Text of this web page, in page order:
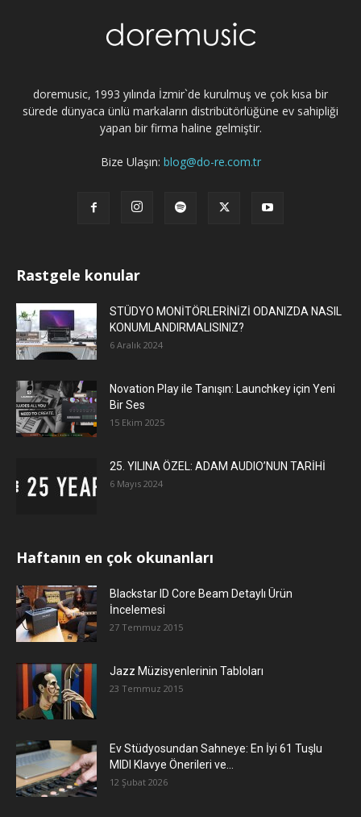
doremusic, 1993 yılında İzmir`de kurulmuş ve çok kısa bir
sürede dünyaca ünlü markaların distribütörlüğüne ev sahipliği
yapan bir firma haline gelmiştir.
Bize Ulaşın: blog@do-re.com.tr
Rastgele konular
STÜDYO MONİTÖRLERİNİZİ ODANIZDA NASIL
KONUMLANDIRMALISINIZ?
6 Aralık 2024
Novation Play ile Tanışın: Launchkey için Yeni
Bir Ses
15 Ekim 2025
25. YILINA ÖZEL: ADAM AUDIO’NUN TARİHİ
6 Mayıs 2024
Haftanın en çok okunanları
Blackstar ID Core Beam Detaylı Ürün
İncelemesi
27 Temmuz 2015
Jazz Müzisyenlerinin Tabloları
23 Temmuz 2015
Ev Stüdyosundan Sahneye: En İyi 61 Tuşlu
MIDI Klavye Önerileri ve...
12 Şubat 2026